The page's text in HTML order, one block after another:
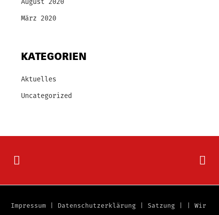
August 2020
März 2020
KATEGORIEN
Aktuelles
Uncategorized
Impressum Datenschutzerklärung |Satzung |Wir